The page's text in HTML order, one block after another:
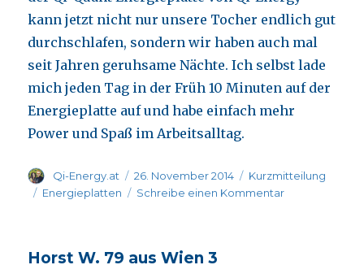
kann jetzt nicht nur unsere Tocher endlich gut
durchschlafen, sondern wir haben auch mal
seit Jahren geruhsame Nächte. Ich selbst lade
mich jeden Tag in der Früh 10 Minuten auf der
Energieplatte auf und habe einfach mehr
Power und Spaß im Arbeitsalltag.
Autor
Qi-Energy.at
Veröffentlicht
am
26. November 2014 Format
Kurzmitteilung
Kategorien
Energieplatten Schreibe einen Kommentarzu
Horst W. 79 aus Wien 3